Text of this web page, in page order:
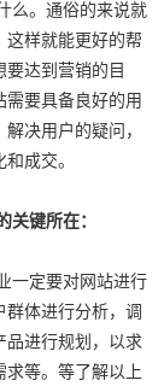
么。通俗的来说就
这样就能更好的帮
达到营销的目
需要具备良好的用
决用户的疑问，
成交。
键所在：
一定要对网站进行
体进行分析，调
品进行规划，以求
求等。等了解以上